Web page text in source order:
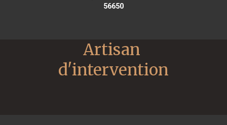
56650
Artisan
d'intervention